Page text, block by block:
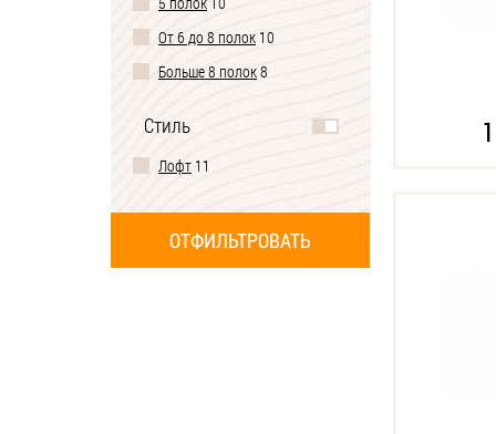
От 6 до 8 полок 10
Больше 8 полок8
Стиль
Лофт 11